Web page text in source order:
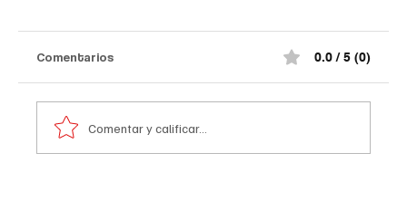
terr0r1st@ de la madrugada
¡Impactante! Así quedó el comando de la
información preliminar, la explosión estuvo
acompañada por ráf@g@s
Comentarios 0.0 / 5 (0)
Comentar y calificar...